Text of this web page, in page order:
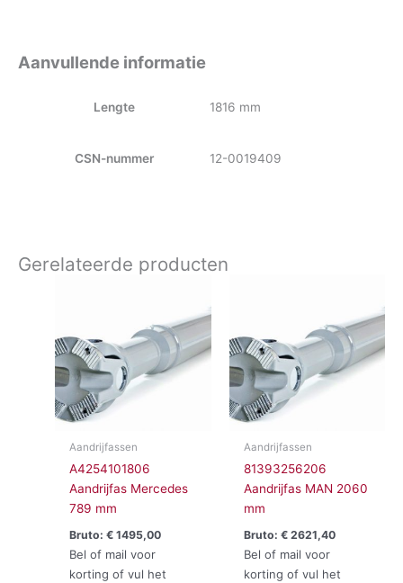
Aanvullende informatie
Lengte 1816 mm
CSN-nummer 12-0019409
Gerelateerde producten
Aandrijfassen
A4254101806
Aandrijfas Mercedes
789 mm
Bruto:€ 1495,00
Bel of mail voor
korting of vul het
Aandrijfassen
81393256206
Aandrijfas MAN 2060
mm
Bruto: €2621,40
Bel of mail voor
korting of vul het